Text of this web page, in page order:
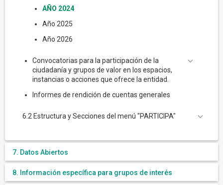
AÑO 2024
Año 2025
Año 2026
Convocatorias para la participación de la
ciudadanía y grupos de valor en los espacios,
instancias o acciones que ofrece la entidad.
Informes de rendición de cuentas generales
6.2 Estructura y Secciones del menú "PARTICIPA"
7. Datos Abiertos
8. Información específica para grupos de interés